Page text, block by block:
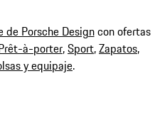
de Porsche Designcon ofertas
à-porter,Sport,Zapatos,
y equipaje.